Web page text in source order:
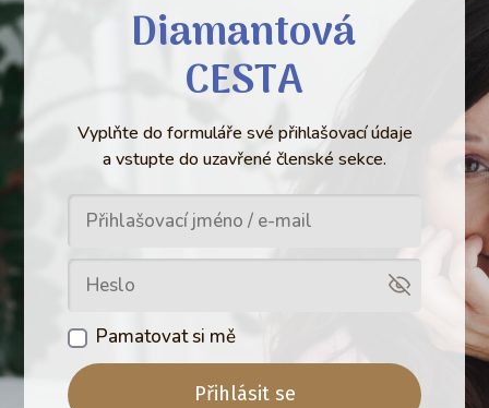
Diamantová
CESTA
Vyplňte do formuláře své přihlašovací údaje
a vstupte do uzavřené členské sekce.
Pamatovat si mě
Přihlásit se